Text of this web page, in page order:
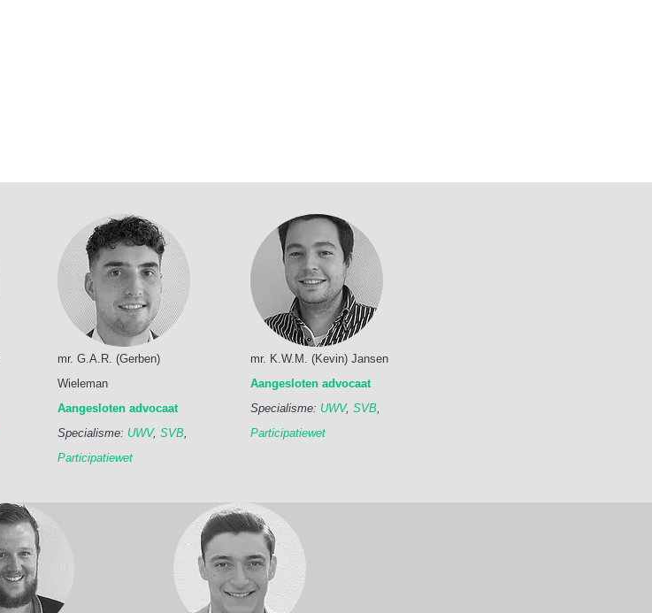
mr. G.A.R. (Gerben)
Wieleman
Aangesloten advocaat
Specialisme: UWV, SVB,
Participatiewet
mr. K.W.M. (Kevin) Jansen
Aangesloten advocaat
Specialisme: UWV, SVB,
Participatiewet